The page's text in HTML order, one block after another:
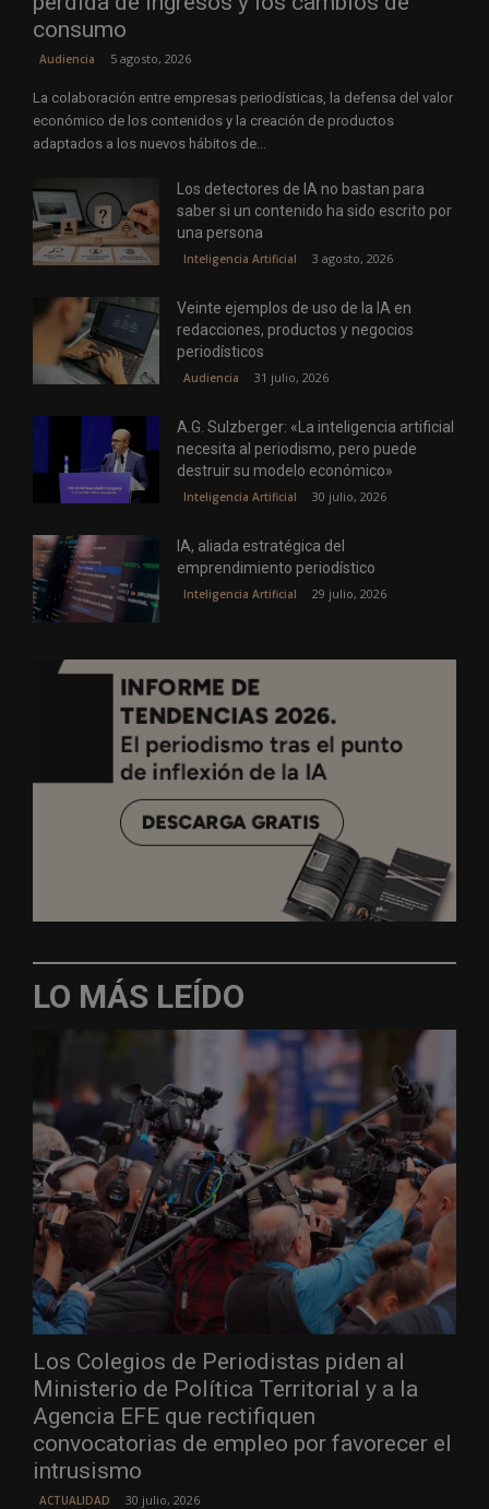
consumo
Audiencia 5 agosto, 2026
La colaboración entre empresas periodísticas, la defensa del valor
económico de los contenidos y la creación de productos
adaptados a los nuevos hábitos de...
Los detectores de IA no bastan para
saber si un contenido ha sido escrito por
una persona
Inteligencia Artificial 3 agosto, 2026
Veinte ejemplos de uso de la IA en
redacciones, productos y negocios
periodísticos
Audiencia 31 julio, 2026
A.G. Sulzberger: «La inteligencia artificial
necesita al periodismo, pero puede
destruir su modelo económico»
Inteligencia Artificial 30 julio, 2026
IA, aliada estratégica del
emprendimiento periodístico
Inteligencia Artificial 29 julio, 2026
LO MÁS LEÍDO
Los Colegios de Periodistas piden al
Ministerio de Política Territorial y a la
Agencia EFE que rectifiquen
convocatorias de empleo por favorecer el
intrusismo
ACTUALIDAD 30 julio, 2026